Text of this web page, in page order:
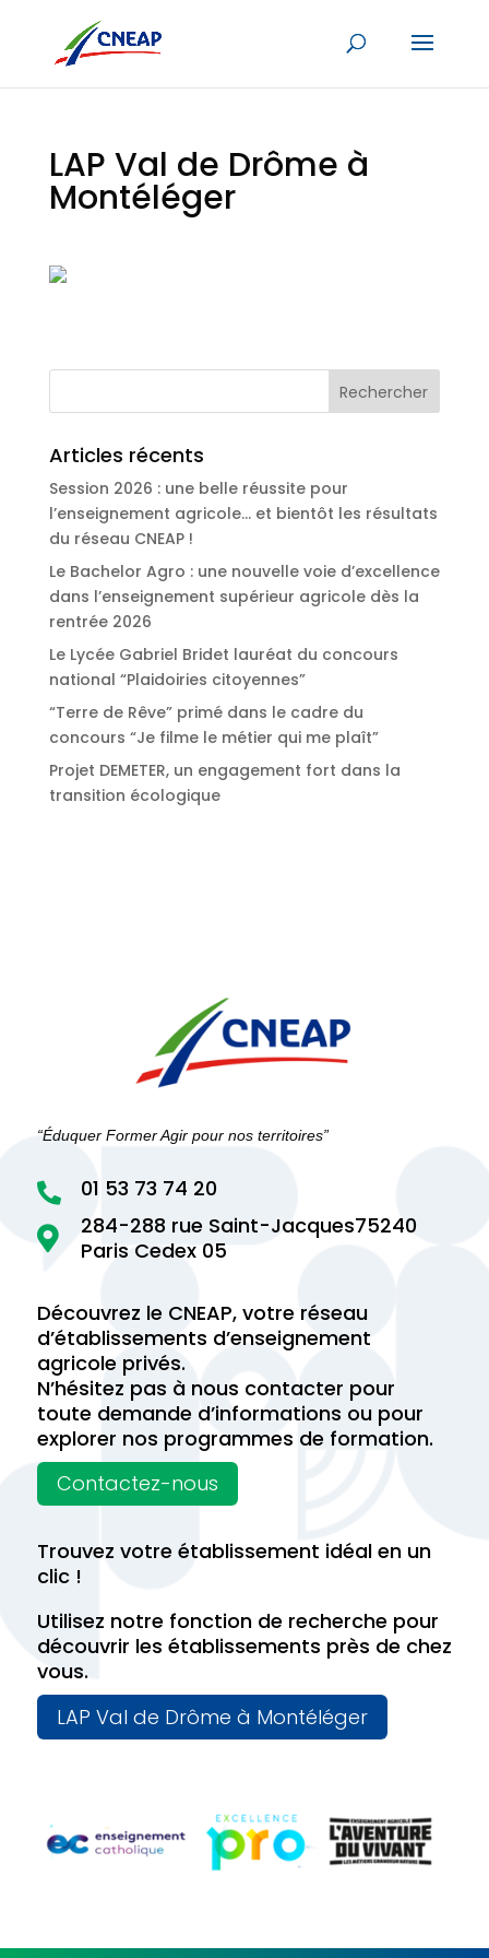
LAP Val de Drôme à
Montéléger
Articles récents
Session 2026 : une belle réussite pour
l’enseignement agricole… et bientôt les résultats
du réseau CNEAP !
Le Bachelor Agro : une nouvelle voie d’excellence
dans l’enseignement supérieur agricole dès la
rentrée 2026
Le Lycée Gabriel Bridet lauréat du concours
national “Plaidoiries citoyennes”
“Terre de Rêve” primé dans le cadre du
concours “Je filme le métier qui me plaît”
Projet DEMETER, un engagement fort dans la
transition écologique
“Éduquer Former Agir pour nos territoires”


284-288 rue Saint-Jacques75240
Paris Cedex 05
01 53 73 74 20
Découvrez le CNEAP, votre réseau
d’établissements d’enseignement
agricole privés.
N’hésitez pas à nous contacter pour
toute demande d’informations ou pour
explorer nos programmes de formation.
Contactez-nous
Trouvez votre établissement idéal en un
clic !
Utilisez notre fonction de recherche pour
découvrir les établissements près de chez
vous.
LAP Val de Drôme à Montéléger